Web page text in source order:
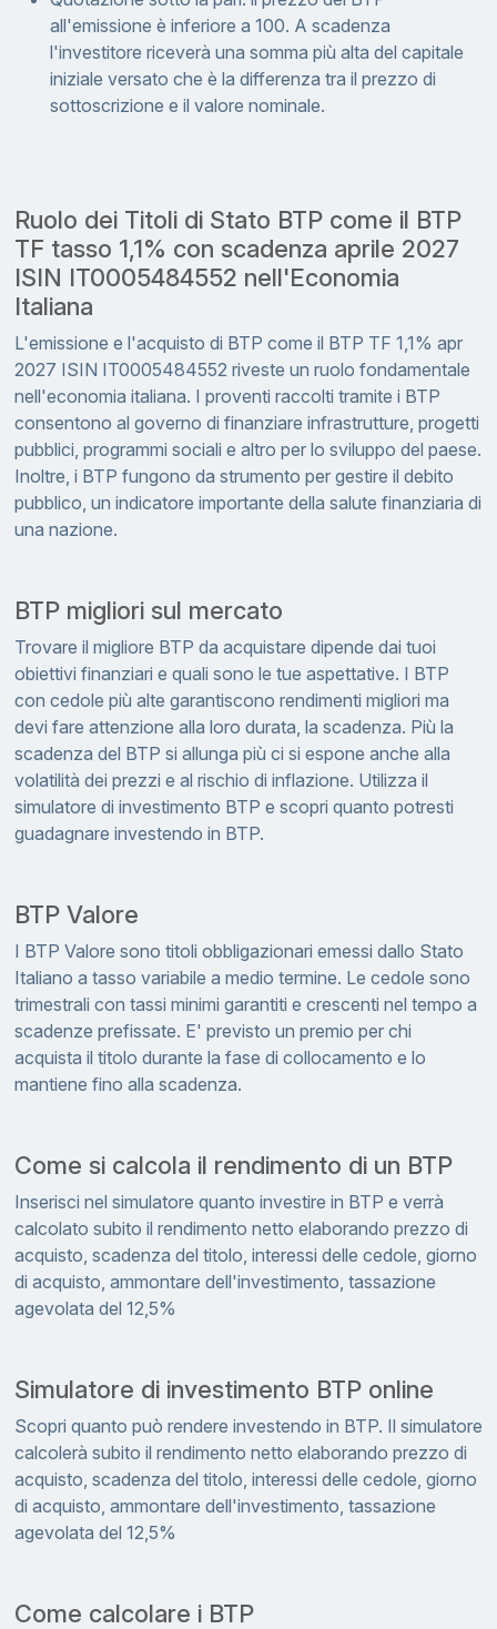
all'emissione è inferiore a 100. A scadenza
l'investitore riceverà una somma più alta del capitale
iniziale versato che è la differenza tra il prezzo di
sottoscrizione e il valore nominale.
Ruolo dei Titoli di Stato BTP come il BTP
TF tasso 1,1% con scadenza aprile 2027
ISIN IT0005484552 nell'Economia
Italiana
L'emissione e l'acquisto di BTP come il BTP TF 1,1% apr
2027 ISIN IT0005484552 riveste un ruolo fondamentale
nell'economia italiana. I proventi raccolti tramite i BTP
consentono al governo di finanziare infrastrutture, progetti
pubblici, programmi sociali e altro per lo sviluppo del paese.
Inoltre, i BTP fungono da strumento per gestire il debito
pubblico, un indicatore importante della salute finanziaria di
una nazione.
BTP migliori sul mercato
Trovare il migliore BTP da acquistare dipende dai tuoi
obiettivi finanziari e quali sono le tue aspettative. I BTP
con cedole più alte garantiscono rendimenti migliori ma
devi fare attenzione alla loro durata, la scadenza. Più la
scadenza del BTP si allunga più ci si espone anche alla
volatilità dei prezzi e al rischio di inflazione. Utilizza il
simulatore di investimento BTP e scopri quanto potresti
guadagnare investendo in BTP.
BTP Valore
I BTP Valore sono titoli obbligazionari emessi dallo Stato
Italiano a tasso variabile a medio termine. Le cedole sono
trimestrali con tassi minimi garantiti e crescenti nel tempo a
scadenze prefissate. E' previsto un premio per chi
acquista il titolo durante la fase di collocamento e lo
mantiene fino alla scadenza.
Come si calcola il rendimento di un BTP
Inserisci nel simulatore quanto investire in BTP e verrà
calcolato subito il rendimento netto elaborando prezzo di
acquisto, scadenza del titolo, interessi delle cedole, giorno
di acquisto, ammontare dell'investimento, tassazione
agevolata del 12,5%
Simulatore di investimento BTP online
Scopri quanto può rendere investendo in BTP. Il simulatore
calcolerà subito il rendimento netto elaborando prezzo di
acquisto, scadenza del titolo, interessi delle cedole, giorno
di acquisto, ammontare dell'investimento, tassazione
agevolata del 12,5%
Come calcolare i BTP